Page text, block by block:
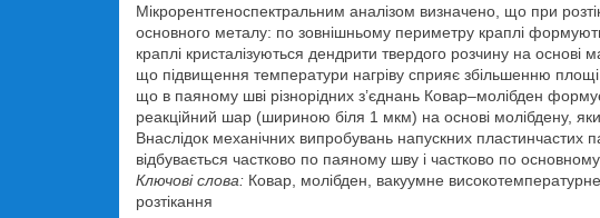
Мікрорентгеноспектральним аналізом визначено, що при
основного металу: по зовнішньому периметру краплі
краплі кристалізуються дендрити твердого розчину на
що підвищення температури нагріву сприяє збільшенню
що в паяному шві різнорідних з’єднань Ковар–молібден
реакційний шар (шириною біля 1 мкм) на основі молібдену,
Внаслідок механічних випробувань напускних пластинчастих
відбувається частково по паяному шву і частково по
Ключові слова: Ковар, молібден, вакуумне високотемпературне
розтікання